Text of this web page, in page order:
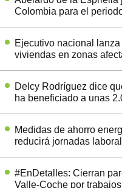
Colombia para el
Ejecutivo nacional
viviendas en zonas
Delcy Rodríguez dice
ha beneficiado a unas
Medidas de ahorro
reducirá jornadas
#EnDetalles: Cierran
Valle-Coche por